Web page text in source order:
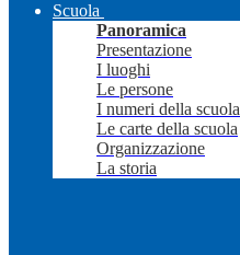
Scuola
Panoramica
Presentazione
I luoghi
Le persone
I numeri della scuola
Le carte della scuola
Organizzazione
La storia